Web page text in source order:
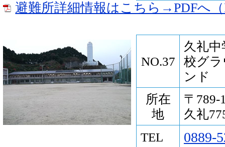
避難所詳細情報はこちら→PDFへ（
NO.37
久礼中
校グ
ンド
所在
地
〒
久礼
TEL
0889-